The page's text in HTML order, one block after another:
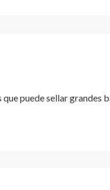
puede sellar